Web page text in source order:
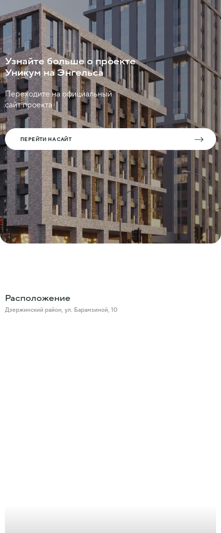
Узнайте больше о проекте
Уникум на Энгельса
Переходите на официальный
сайт проекта
ПЕРЕЙТИ НА САЙТ
Расположение
Дзержинский район, ул. Барамзиной, 10